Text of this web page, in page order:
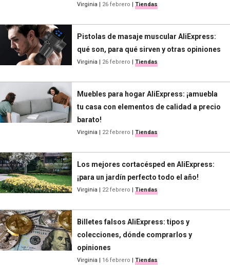
Virginia 26 febrero Tiendas
Pistolas de masaje muscular AliExpress:
qué son, para qué sirven y otras opiniones
Virginia 26 febrero Tiendas
Muebles para hogar AliExpress: ¡amuebla
tu casa con elementos de calidad a precio
barato!
Virginia 22 febrero Tiendas
Los mejores cortacésped en AliExpress:
¡para un jardín perfecto todo el año!
Virginia 22 febrero Tiendas
Billetes falsos AliExpress: tipos y
colecciones, dónde comprarlos y
opiniones
Virginia 16 febrero Tiendas